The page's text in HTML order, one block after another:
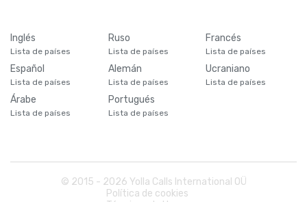
Inglés
Lista de países
Ruso
Lista de países
Francés
Lista de países
Español
Lista de países
Alemán
Lista de países
Ucraniano
Lista de países
Árabe
Lista de países
Portugués
Lista de países
© 2015 - 2026 Yolla Calls International OÜ
Política de cookies